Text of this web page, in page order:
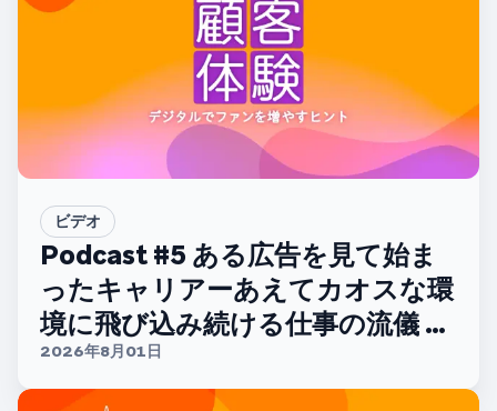
ビデオ
Podcast #5 ある広告を見て始ま
ったキャリアーあえてカオスな環
境に飛び込み続ける仕事の流儀 ー
【ディー・エヌ・エー 大西正太さ
ん】
2026年8月01日